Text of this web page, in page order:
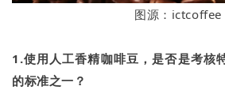
图源：ictcoffee
1.使用人工香精咖啡豆，是否是考核
的标准之一？